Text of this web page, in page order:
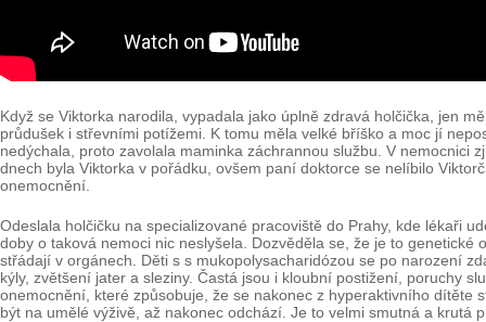
Když se Viktorka narodila, vypadala jako úplně zdravá holčička, jen
průdušek i střevními potížemi. K tomu měla velké bříško a moc jí
nedýchala, proto zavolala maminka záchrannou službu. V nemocnici
dnech byla Viktorka v pořádku, ovšem paní doktorce se nelíbilo
onemocnění.
Odeslala holčičku na specializované pracoviště do Prahy, kde lékaři
doby o taková nemoci nic neslyšela. Dozvěděla se, že je to
střádají v orgánech. Děti s s mukopolysacharidózou se po narození
kýly, zvětšení jater a sleziny. Častá jsou i kloubní postižení, poruchy
onemocnění, které způsobuje, že se nakonec z hyperaktivního
být na umělé výživě, až nakonec odchází. Je to velmi smutná a krutá